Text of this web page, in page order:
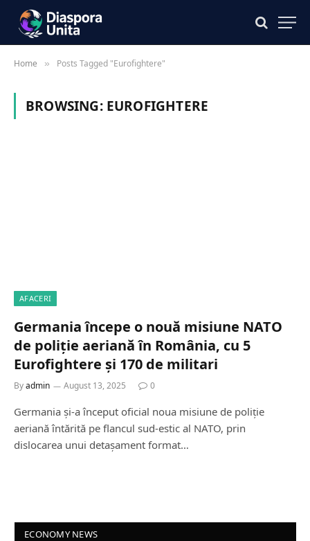
Home » Posts Tagged "Eurofightere"
BROWSING: EUROFIGHTERE
AFACERI
Germania începe o nouă misiune NATO
de poliție aeriană în România, cu 5
Eurofightere și 170 de militari
Byadmin August 13, 2025 0
Germania și-a început oficial noua misiune de poliție
aeriană întărită pe flancul sud-estic al NATO, prin
dislocarea unui detașament format…
ECONOMY NEWS